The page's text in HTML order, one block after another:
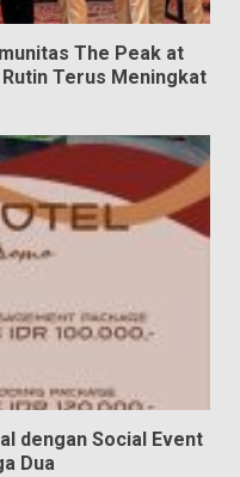
The Peak at
Terus Meningkat
dengan Social Event
Dua